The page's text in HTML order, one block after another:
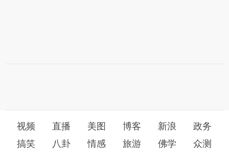
视频 直播 美图 博客 新浪
政务
搞笑
八卦 情感 旅游 佛学 众测